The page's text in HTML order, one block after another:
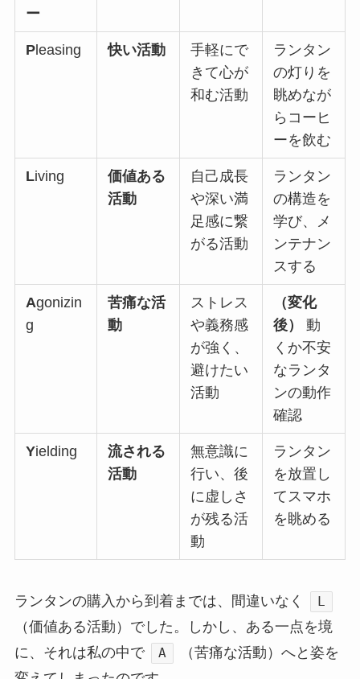
ー
Pleasing 快い活動
手軽にで
きて心が
和む活動
ランタン
の灯りを
眺めなが
らコーヒ
ーを飲む
Living
価値ある
活動
自己成長
や深い満
足感に繋
がる活動
ランタン
の構造を
学び、メ
ンテナン
スする
Agonizin
g
苦痛な活
動
ストレス
や義務感
が強く、
避けたい
活動
（変化
後）
動
くか不安
なランタ
ンの動作
確認
Yielding
流される
活動
無意識に
行い、後
に虚しさ
が残る活
動
ランタン
を放置し
てスマホ
を眺める
ランタンの購入から到着までは、間違いなく L
（価値ある活動）でした。しかし、ある一点を境
に、それは私の中で
A
（苦痛な活動）へと姿を